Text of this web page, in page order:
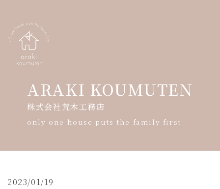
ARAKI KOUMUTEN
株式会社荒木工務店
only one house puts the family first
HOME
暮らしの写真展
2023/01/19